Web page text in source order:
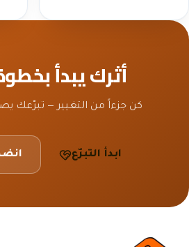
أثرك يبدأ
كن جزءاً من التغيير — تبرّعك
ابدأ التبرّع